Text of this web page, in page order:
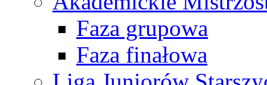
Faza grupowa
Faza finałowa